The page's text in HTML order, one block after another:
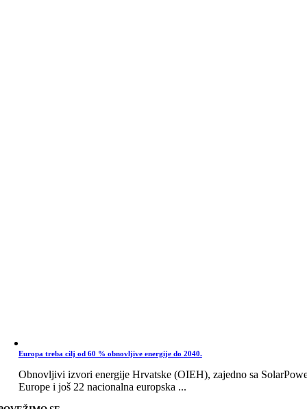
Europa treba cilj od 60 % obnovljive energije do 2040.
Obnovljivi izvori energije Hrvatske (OIEH), zajedno sa
Europe i još 22 nacionalna europska ...